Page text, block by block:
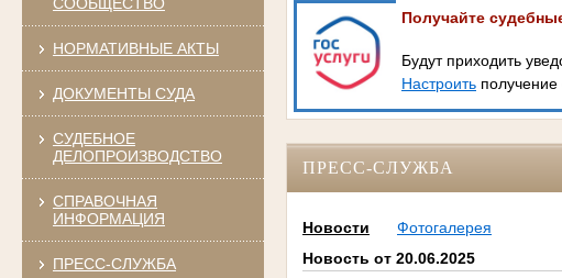
НОРМАТИВНЫЕ АКТЫ
ДОКУМЕНТЫ СУДА
СУДЕБНОЕ
ДЕЛОПРОИЗВОДСТВО
СПРАВОЧНАЯ
ИНФОРМАЦИЯ
ПРЕСС-СЛУЖБА
Получайте
Будут приходить
Настроить
ПРЕСС-СЛУЖБА
Новости
Фотогалерея
Новость от 20.06.2025